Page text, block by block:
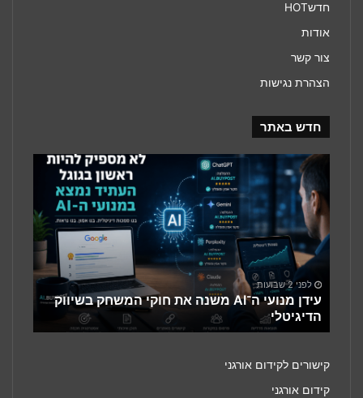
חדשHOT
אודות
צור קשר
הצהרת נגישות
חדש באתר
עידן
מנועי
ה־AI
משנה
את
חוקי
המשחק
בשיווק
הדיגיטלי
לפני 2 שבועות
עידן מנועי ה־AI משנה את חוקי המשחק בשיווק
הדיגיטלי
קישורים לקידום אורגני
קידום אורגני